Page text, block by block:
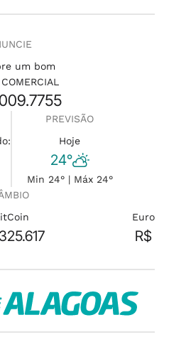
um bom
PREVISÃO
Hoje
24°
Min 24° | Máx 24°
Euro
R$